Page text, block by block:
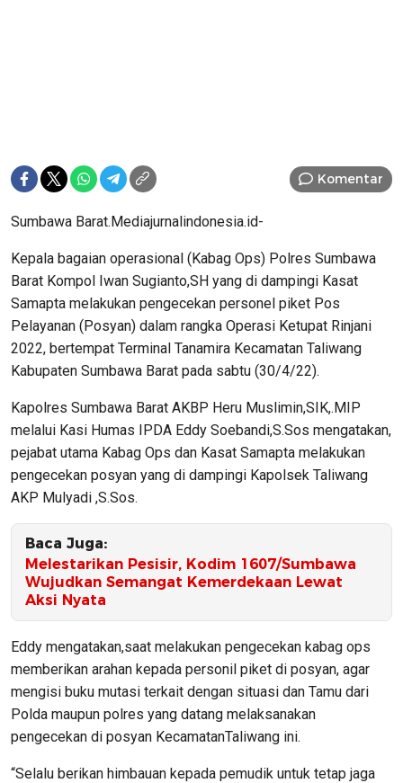
Komentar
Sumbawa Barat.Mediajurnalindonesia.id-
Kepala bagaian operasional (Kabag Ops) Polres Sumbawa
Barat Kompol Iwan Sugianto,SH yang di dampingi Kasat
Samapta melakukan pengecekan personel piket Pos
Pelayanan (Posyan) dalam rangka Operasi Ketupat Rinjani
2022, bertempat Terminal Tanamira Kecamatan Taliwang
Kabupaten Sumbawa Barat pada sabtu (30/4/22).
Kapolres Sumbawa Barat AKBP Heru Muslimin,SIK,.MIP
melalui Kasi Humas IPDA Eddy Soebandi,S.Sos mengatakan,
pejabat utama Kabag Ops dan Kasat Samapta melakukan
pengecekan posyan yang di dampingi Kapolsek Taliwang
AKP Mulyadi ,S.Sos.
Baca Juga:
‎Melestarikan Pesisir, Kodim 1607/Sumbawa
Wujudkan Semangat Kemerdekaan Lewat
Aksi Nyata
Eddy mengatakan,saat melakukan pengecekan kabag ops
memberikan arahan kepada personil piket di posyan, agar
mengisi buku mutasi terkait dengan situasi dan Tamu dari
Polda maupun polres yang datang melaksanakan
pengecekan di posyan KecamatanTaliwang ini.
“Selalu berikan himbauan kepada pemudik untuk tetap jaga